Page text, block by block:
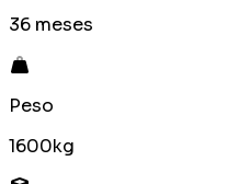
36 meses
Peso
1600kg